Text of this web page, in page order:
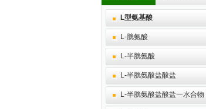
L型氨基酸
L-胱氨酸
L-半胱氨酸
L-半胱氨酸盐酸盐
L-半胱氨酸盐酸盐一水合物